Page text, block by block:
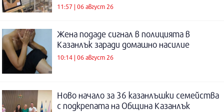
11:57 | 06 август 26
Жена подаде сигнал в полицията в
Казанлък заради домашно насилие
10:14 | 06 август 26
Ново начало за 36 казанлъшки семейства
с подкрепата на Община Казанлък